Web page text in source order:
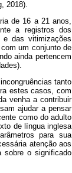
2018).
de 16 a 21 anos,
a registros dos
e das vitimizações
um conjunto de
ainda pertencem
tanto
estes casos, com
venha a contribuir
ajudar a pensar
como do adulto
de língua inglesa
para sua
atenção aos
sobre o significado